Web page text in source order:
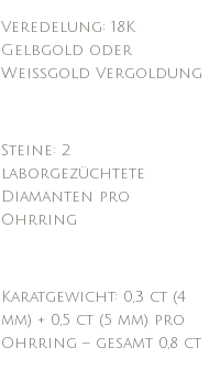
Veredelung: 18K
Gelbgold oder
Weißgold Vergoldung
Steine: 2
laborgezüchtete
Diamanten pro
Ohrring
Karatgewicht: 0,3 ct (4
mm) + 0,5 ct (5 mm) pro
Ohrring – gesamt 0,8 ct